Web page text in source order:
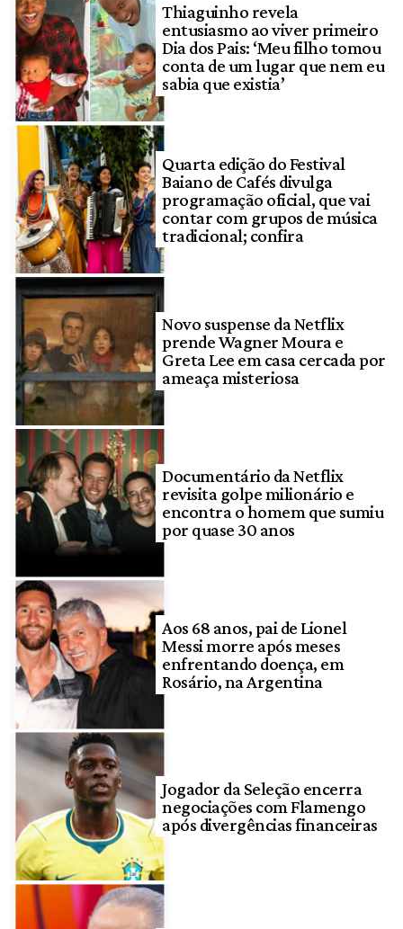
Thiaguinho revela
entusiasmo ao viver primeiro
Dia dos Pais: ‘Meu filho tomou
conta de um lugar que nem eu
sabia que existia’
Quarta edição do Festival
Baiano de Cafés divulga
programação oficial, que vai
contar com grupos de música
tradicional; confira
Novo suspense da Netflix
prende Wagner Moura e
Greta Lee em casa cercada por
ameaça misteriosa
Documentário da Netflix
revisita golpe milionário e
encontra o homem que sumiu
por quase 30 anos
Aos 68 anos, pai de Lionel
Messi morre após meses
enfrentando doença, em
Rosário, na Argentina
Jogador da Seleção encerra
negociações com Flamengo
após divergências financeiras